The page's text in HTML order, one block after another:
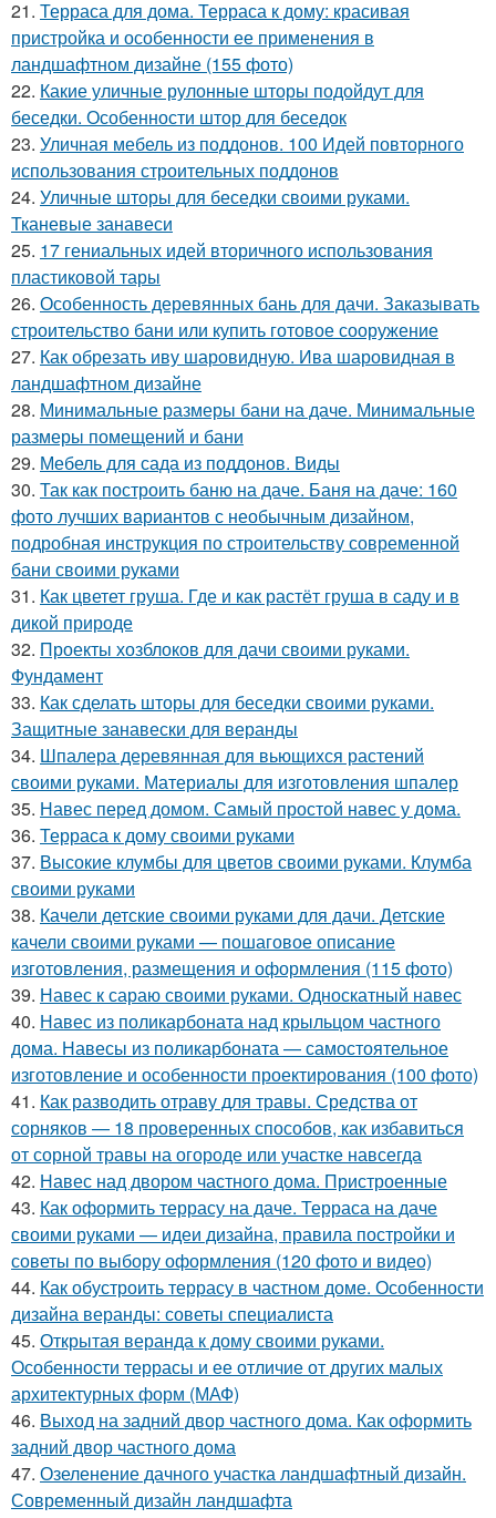
21. Терраса для дома. Терраса к дому: красивая
пристройка и особенности ее применения в
ландшафтном дизайне (155 фото)
22. Какие уличные рулонные шторы подойдут для
беседки. Особенности штор для беседок
23. Уличная мебель из поддонов. 100 Идей повторного
использования строительных поддонов
24. Уличные шторы для беседки своими руками.
Тканевые занавеси
25. 17 гениальных идей вторичного использования
пластиковой тары
26. Особенность деревянных бань для дачи. Заказывать
строительство бани или купить готовое сооружение
27. Как обрезать иву шаровидную. Ива шаровидная в
ландшафтном дизайне
28. Минимальные размеры бани на даче. Минимальные
размеры помещений и бани
29. Мебель для сада из поддонов. Виды
30. Так как построить баню на даче. Баня на даче: 160
фото лучших вариантов с необычным дизайном,
подробная инструкция по строительству современной
бани своими руками
31. Как цветет груша. Где и как растёт груша в саду и в
дикой природе
32. Проекты хозблоков для дачи своими руками.
Фундамент
33. Как сделать шторы для беседки своими руками.
Защитные занавески для веранды
34. Шпалера деревянная для вьющихся растений
своими руками. Материалы для изготовления шпалер
35. Навес перед домом. Самый простой навес у дома.
36. Терраса к дому своими руками
37. Высокие клумбы для цветов своими руками. Клумба
своими руками
38. Качели детские своими руками для дачи. Детские
качели своими руками — пошаговое описание
изготовления, размещения и оформления (115 фото)
39. Навес к сараю своими руками. Односкатный навес
40. Навес из поликарбоната над крыльцом частного
дома. Навесы из поликарбоната — самостоятельное
изготовление и особенности проектирования (100 фото)
41. Как разводить отраву для травы. Средства от
сорняков — 18 проверенных способов, как избавиться
от сорной травы на огороде или участке навсегда
42. Навес над двором частного дома. Пристроенные
43. Как оформить террасу на даче. Терраса на даче
своими руками — идеи дизайна, правила постройки и
советы по выбору оформления (120 фото и видео)
44. Как обустроить террасу в частном доме. Особенности
дизайна веранды: советы специалиста
45. Открытая веранда к дому своими руками.
Особенности террасы и ее отличие от других малых
архитектурных форм (МАФ)
46. Выход на задний двор частного дома. Как оформить
задний двор частного дома
47. Озеленение дачного участка ландшафтный дизайн.
Современный дизайн ландшафта